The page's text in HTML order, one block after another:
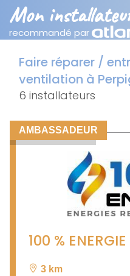
Mon
recommandé par
Faire réparer /
ventilation à
6 installateurs
AMBASSADEUR
100 % ENERGIE
3 km